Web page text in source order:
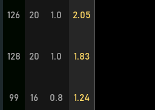
126 20 1.0 2.05
128 20 1.0 1.83
99 16 0.8 1.24